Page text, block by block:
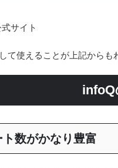
サイト
て使えることが上記からも
infoQ
ト数がかなり豊富